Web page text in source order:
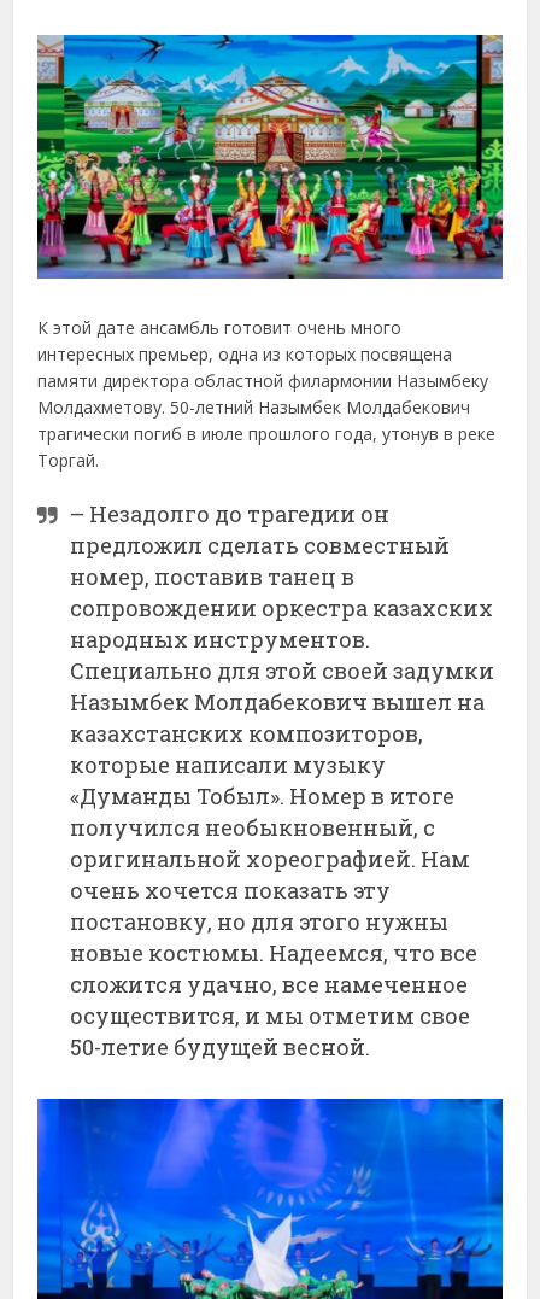
К этой дате ансамбль готовит очень много
интересных премьер, одна из которых посвящена
памяти директора областной филармонии Назымбеку
Молдахметову. 50-летний Назымбек Молдабекович
трагически погиб в июле прошлого года, утонув в реке
Торгай.
– Незадолго до трагедии он
предложил сделать совместный
номер, поставив танец в
сопровождении оркестра казахских
народных инструментов.
Специально для этой своей задумки
Назымбек Молдабекович вышел на
казахстанских композиторов,
которые написали музыку
«Думанды Тобыл». Номер в итоге
получился необыкновенный, с
оригинальной хореографией. Нам
очень хочется показать эту
постановку, но для этого нужны
новые костюмы. Надеемся, что все
сложится удачно, все намеченное
осуществится, и мы отметим свое
50-летие будущей весной.